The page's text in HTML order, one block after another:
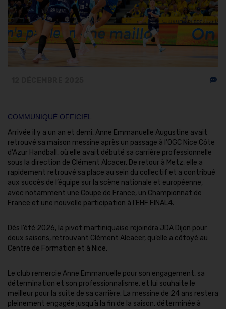
COMMUNIQUÉ OFFICIEL
Arrivée il y a un an et demi, Anne Emmanuelle Augustine avait
retrouvé sa maison messine après un passage à l’OGC Nice Côte
d’Azur Handball, où elle avait débuté sa carrière professionnelle
sous la direction de Clément Alcacer. De retour à Metz, elle a
rapidement retrouvé sa place au sein du collectif et a contribué
aux succès de l’équipe sur la scène nationale et européenne,
avec notamment une Coupe de France, un Championnat de
France et une nouvelle participation à l’EHF FINAL4.
Dès l’été 2026, la pivot martiniquaise rejoindra JDA Dijon pour
deux saisons, retrouvant Clément Alcacer, qu’elle a côtoyé au
Centre de Formation et à Nice.
Le club remercie Anne Emmanuelle pour son engagement, sa
détermination et son professionnalisme, et lui souhaite le
meilleur pour la suite de sa carrière. La messine de 24 ans restera
pleinement engagée jusqu’à la fin de la saison, déterminée à